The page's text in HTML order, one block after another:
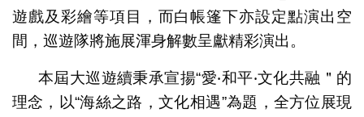
遊戲及彩繪等項目，而白帳篷下亦設定點演出空
間，巡遊隊將施展渾身解數呈獻精彩演出。
本屆大巡遊續秉承宣揚“愛‧和平‧文化共融＂的
理念，以“海絲之路，文化相遇”為題，全方位展現